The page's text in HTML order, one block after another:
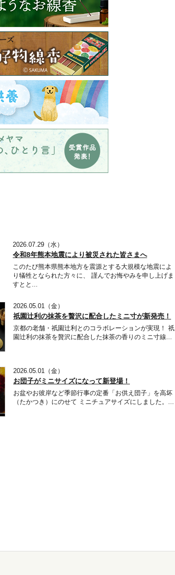
2026.07.29（水）
令和8年熊本地震により被災された皆さまへ
このたび熊本県熊本地方を震源とする大規模な地震によ
り犠牲となられた方々に、 謹んでお悔やみを申し上げま
すとと...
2026.05.01（金）
祇園辻利の抹茶を贅沢に配合したミニ寸が新発売！
京都の老舗・祇園辻利とのコラボレーションが実現！ 祇
園辻利の抹茶を贅沢に配合した抹茶の香りのミニ寸線...
2026.05.01（金）
お団子がミニサイズになって新登場！
お盆やお彼岸など季節行事の定番「お供え団子」を高坏
（たかつき）にのせて ミニチュアサイズにしました。...